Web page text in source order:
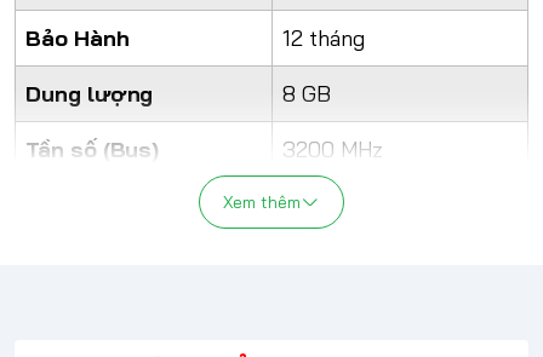
Bảo Hành
12 tháng
Dung lượng
8 GB
Tần số (Bus)
3200 MHz
2400, 2666, 3200 MHz
Xem thêm